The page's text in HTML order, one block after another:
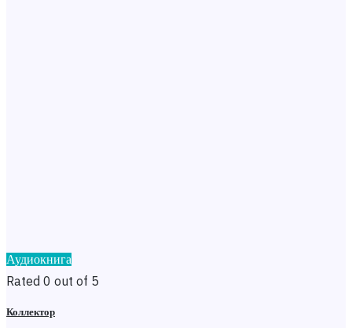
Аудиокнига
Rated 0 out of 5
Коллектор